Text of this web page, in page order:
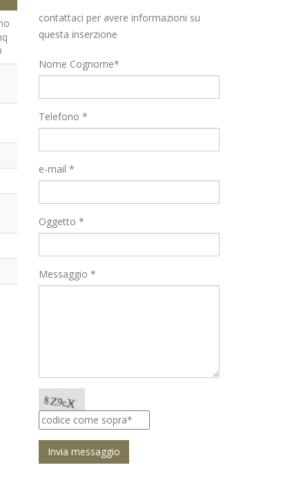
contattaci per avere informazioni su
questa inserzione
Nome Cognome*
Telefono *
e-mail *
Oggetto *
Messaggio *